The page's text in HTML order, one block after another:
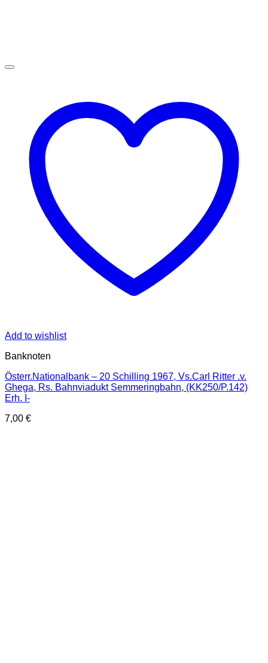
Add to wishlist
Banknoten
Österr.Nationalbank – 20 Schilling 1967, Vs.Carl Ritter .v.
Ghega, Rs. Bahnviadukt Semmeringbahn, (KK250/P.142)
Erh. I-
7,00 €